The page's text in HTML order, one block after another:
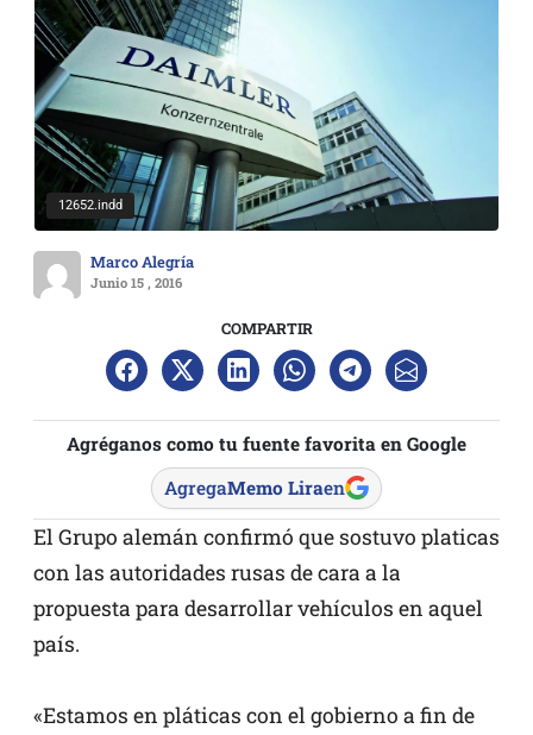
12652.indd
Marco Alegría
Junio 15 , 2016
COMPARTIR
Agréganos como tu fuente favorita en Google
AgregaMemo Liraen
El Grupo alemán confirmó que sostuvo platicas
con las autoridades rusas de cara a la
propuesta para desarrollar vehículos en aquel
país.
«Estamos en pláticas con el gobierno a fin de